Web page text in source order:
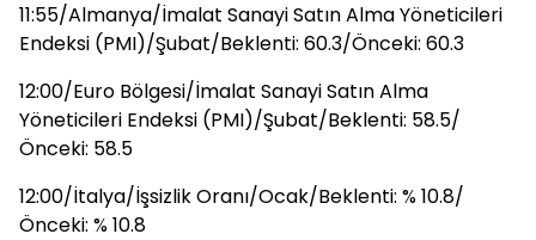
11:55/Almanya/İmalat Sanayi Satın Alma Yöneticileri
Endeksi (PMI)/Şubat/Beklenti: 60.3/Önceki: 60.3
12:00/Euro Bölgesi/İmalat Sanayi Satın Alma
Yöneticileri Endeksi (PMI)/Şubat/Beklenti: 58.5/
Önceki: 58.5
12:00/İtalya/İşsizlik Oranı/Ocak/Beklenti: % 10.8/
Önceki: % 10.8